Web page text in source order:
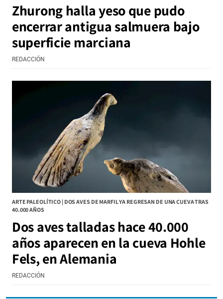
Zhurong halla yeso que pudo
encerrar antigua salmuera bajo
superficie marciana
REDACCIÓN
ARTE PALEOLÍTICO | DOS AVES DE MARFIL YA REGRESAN DE UNA CUEVA TRAS
40.000 AÑOS
Dos aves talladas hace 40.000
años aparecen en la cueva Hohle
Fels, en Alemania
REDACCIÓN